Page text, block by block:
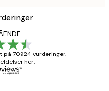
på 70924 vurderinger.
her.